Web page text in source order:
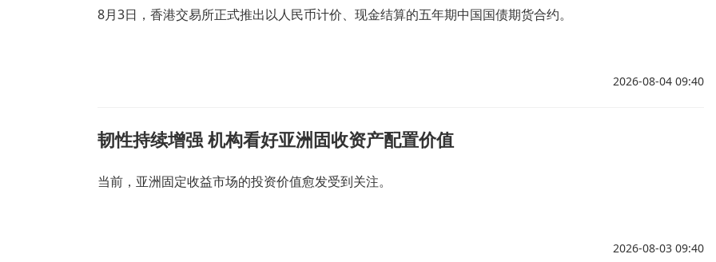
8月3日，香港交易所正式推出以人民币计价、现金结算的五年期中国国债期货合约。
2026-08-04 09:40
韧性持续增强 机构看好亚洲固收资产配置价值
当前，亚洲固定收益市场的投资价值愈发受到关注。
2026-08-03 09:40